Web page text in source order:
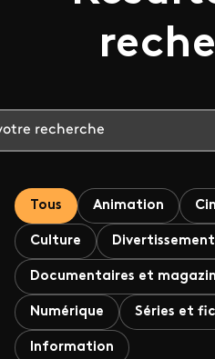
Tous Animation
Culture
Documentaires et
Numérique Séries et
Information